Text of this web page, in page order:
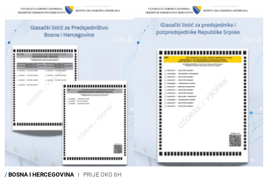
/BOSNA I HERCEGOVINA I PRIJE OKO 6H